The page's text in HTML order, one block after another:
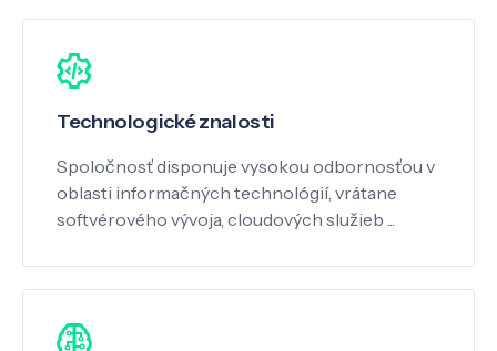
Technologické znalosti
Spoločnosť disponuje vysokou odbornosťou v
oblasti informačných technológií, vrátane
softvérového vývoja, cloudových služieb ...